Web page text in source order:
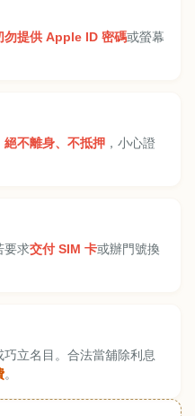
勿提供 Apple ID 密碼或螢幕
絕不離身、不抵押 ，小心證
要求交付 SIM 卡或辦門號換
立名目。合法當舖除利息
。